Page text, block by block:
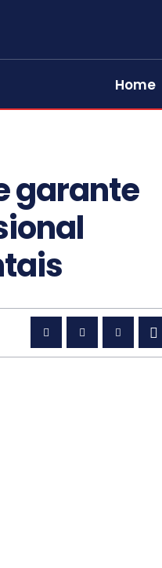
Home
garante